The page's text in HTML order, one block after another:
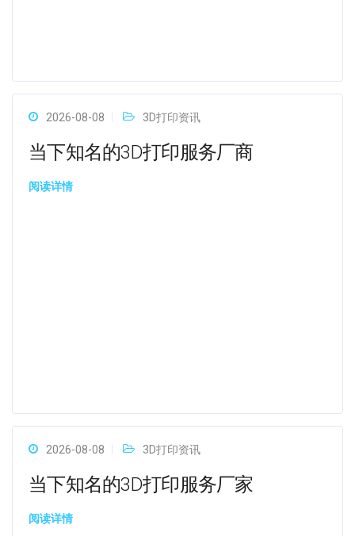
2026-08-08 3D打印资讯
当下知名的3D打印服务厂商
阅读详情
2026-08-08 3D打印资讯
当下知名的3D打印服务厂家
阅读详情